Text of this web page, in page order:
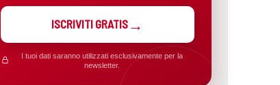
ISCRIVITI GRATIS
I tuoi dati saranno utilizzati esclusivamente per la
newsletter.